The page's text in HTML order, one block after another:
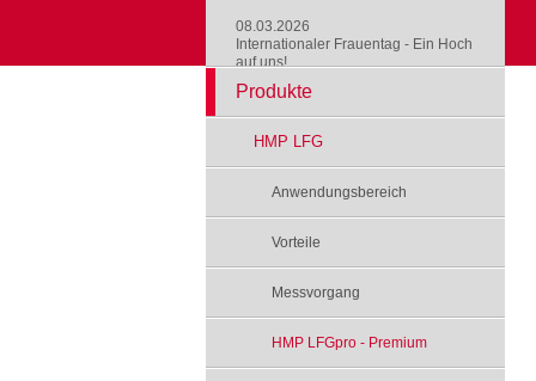
08.03.2026
Internationaler Frauentag - Ein Hoch
auf uns!
Produkte
HMP LFG
Anwendungsbereich
Vorteile
Messvorgang
HMP LFGpro - Premium